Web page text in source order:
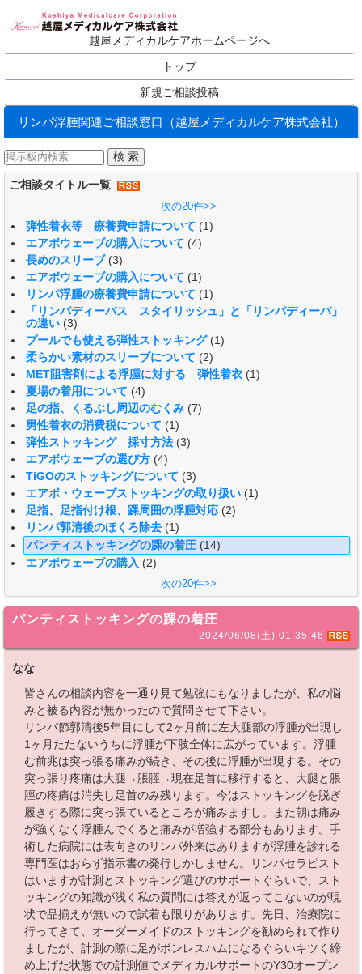
越屋メディカルケアホームページへ
トップ
新規ご相談投稿
リンパ浮腫関連ご相談窓口（越屋メディカルケア株式会社）
ご相談タイトル一覧
次の20件>>
弾性着衣等 療養費申請について (1)
エアボウェーブの購入について (4)
長めのスリーブ (3)
エアボウェーブの購入について (1)
リンパ浮腫の療養費申請について (1)
「リンパディーバス スタイリッシュ」と「リンパディーバ」
の違い (3)
プールでも使える弾性ストッキング (1)
柔らかい素材のスリーブについて (2)
MET阻害剤による浮腫に対する 弾性着衣 (1)
夏場の着用について (4)
足の指、くるぶし周辺のむくみ (7)
男性着衣の消費税について (1)
弾性ストッキング 採寸方法 (3)
エアボウェーブの選び方 (4)
TiGOのストッキングについて (3)
エアボ・ウェーブストッキングの取り扱い (1)
足指、足指付け根、踝周囲の浮腫対応 (2)
リンパ郭清後のほくろ除去 (1)
パンティストッキングの踝の着圧 (14)
エアボウェーブの購入 (2)
次の20件>>
パンティストッキングの踝の着圧
2024/06/08(土) 01:35:46
なな
皆さんの相談内容を一通り見て勉強にもなりましたが、私の悩
みと被る内容が無かったので質問させて下さい。
リンパ節郭清後5年目にして2ヶ月前に左大腿部の浮腫が出現し
1ヶ月たたないうちに浮腫が下肢全体に広がっています。浮腫
む前兆は突っ張る痛みが続き、その後に浮腫が出現する。その
突っ張り疼痛は大腿→脹脛→現在足首に移行すると、大腿と脹
脛の疼痛は消失し足首のみ残ります。今はストッキングを脱ぎ
履きする際に突っ張ているところが痛みますし。また朝は痛み
が強くなく浮腫んでくると痛みが増強する部分もあります。手
術した病院には表向きのリンパ外来はありますが浮腫を診れる
専門医はおらず指示書の発行しかしません。リンパセラピスト
はいますが計測とストッキング選びのサポートぐらいで、スト
ッキングの知識が浅く私の質問には答えが返ってこないのが現
状で品揃えが無いので試着も限りがあります。先日、治療院に
行ってきて、オーダーメイドのストッキングを勧められて作り
ましたが、計測の際に足がボンレスハムになるぐらいキツく締
め上げた状態での計測値でメディカルサポートのY30オープン